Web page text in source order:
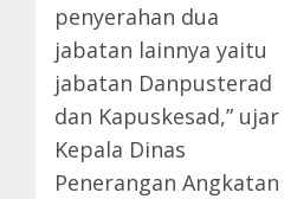
penyerahan dua
jabatan lainnya yaitu
jabatan Danpusterad
dan Kapuskesad,” ujar
Kepala Dinas
Penerangan Angkatan